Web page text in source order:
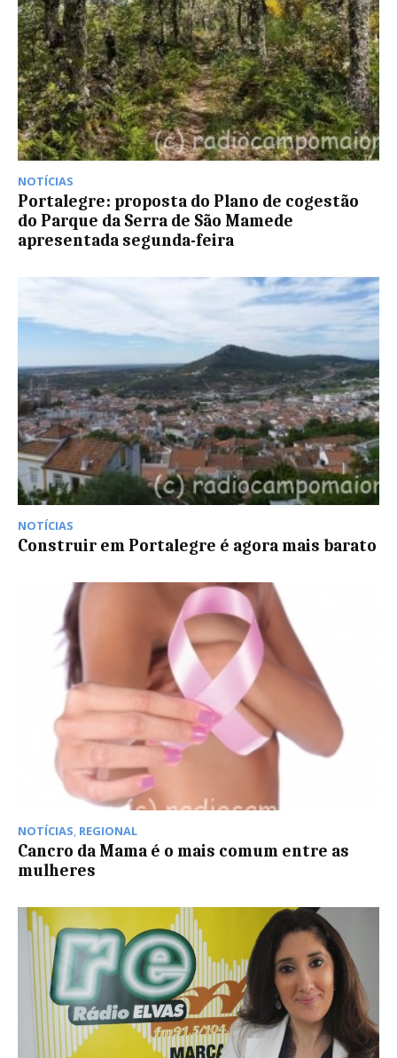
NOTÍCIAS
Portalegre: proposta do Plano de cogestão
do Parque da Serra de São Mamede
apresentada segunda-feira
NOTÍCIAS
Construir em Portalegre é agora mais barato
NOTÍCIAS, REGIONAL
Cancro da Mama é o mais comum entre as
mulheres